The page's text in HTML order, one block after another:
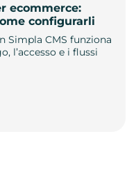
ecommerce:
configurarli
Simpla CMS funziona
l’accesso e i flussi